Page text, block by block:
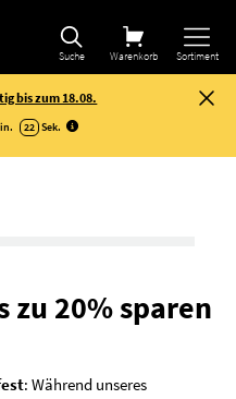
Suche Warenkorb Sortiment
bis zum 18.08.
22 Sek.
zu 20% sparen
: Während unseres